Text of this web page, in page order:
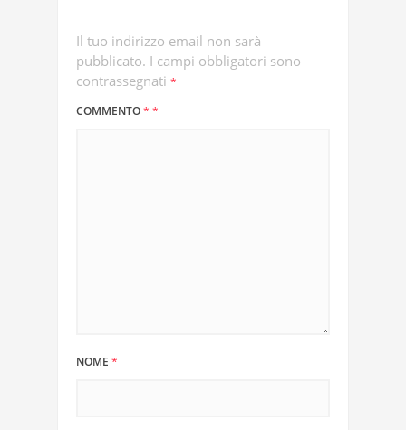
Il tuo indirizzo email non sarà
pubblicato. I campi obbligatori sono
contrassegnati *
COMMENTO* *
NOME *